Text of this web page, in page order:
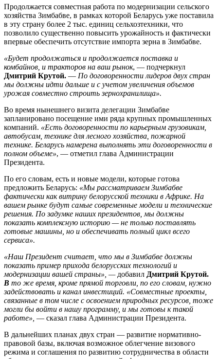
Продолжается совместная работа по модернизации сельского
хозяйства Зимбабве, в рамках которой Беларусь уже поставила
в эту страну более 2 тыс. единиц сельхозтехники, что
позволило существенно повысить урожайность и фактически
впервые обеспечить отсутствие импорта зерна в Зимбабве.
«Будет продолжаться и продолжается поставка и
комбайнов, и тракторов на ваш рынок, — подчеркнул
Дмитрий Крутой. — По договоренности лидеров двух стран
мы должны идти дальше и с учетом увеличения объемов
урожая совместно строить зернохранилища».
Во время нынешнего визита делегации Зимбабве
запланировано посещение ими ряда крупных промышленных
компаний. «Есть договоренности по карьерным грузовикам,
автобусам, технике для лесного хозяйства, пожарной
технике. Беларусь намерена выполнять эти договоренности в
полном объеме», — отметил глава Администрации
Президента.
По его словам, есть и новые модели, которые готова
предложить Беларусь: «Мы рассматриваем Зимбабве
фактически как витрину белорусской техники в Африке. На
вашем рынке будут самые современные модели и технические
решения. По задумке наших президентов, мы должны
показать комплексную историю — не только поставлять
готовые машины, но и обеспечивать полный цикл всего
сервиса».
«Наш Президент считает, что мы в Зимбабве должны
показать пример прихода белорусских технологий и
модернизации вашей страны», — добавил Дмитрий Крутой.
В то же время, кроме прямой торговли, по его словам, нужно
задействовать и канал инвестиций. «Совместные проекты,
связанные в том числе с освоением природных ресурсов, тоже
могли бы войти в нашу программу, и мы готовы к такой
работе», — сказал глава Администрации Президента.
В дальнейших планах двух стран — развитие нормативно-
правовой базы, включая возможное облегчение визового
режима и соглашения по развитию сотрудничества в области